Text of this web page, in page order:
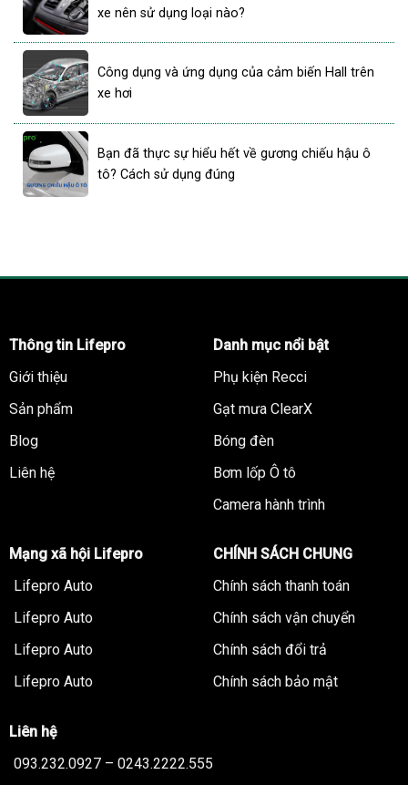
xe nên sử dụng loại nào?
Công dụng và ứng dụng của cảm biến Hall trên
xe hơi
Bạn đã thực sự hiểu hết về gương chiếu hậu ô
tô? Cách sử dụng đúng
Thông tin Lifepro
Giới thiệu
Sản phẩm
Blog
Liên hệ
Danh mục nổi bật
Phụ kiện Recci
Gạt mưa ClearX
Bóng đèn
Bơm lốp Ô tô
Camera hành trình
Mạng xã hội Lifepro
Lifepro Auto
Lifepro Auto
Lifepro Auto
Lifepro Auto
CHÍNH SÁCH CHUNG
Chính sách thanh toán
Chính sách vận chuyển
Chính sách đổi trả
Chính sách bảo mật
Liên hệ
093.232.0927 – 0243.2222.555